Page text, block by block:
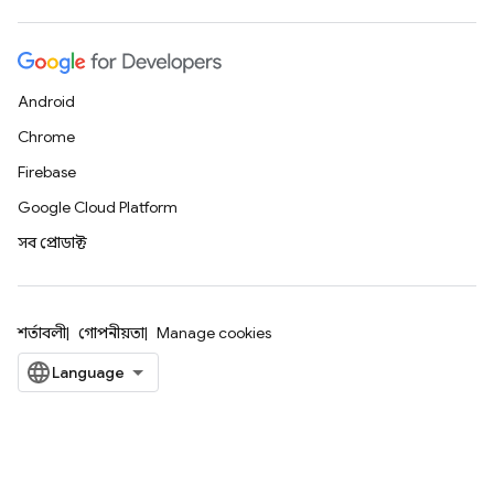
Android
Chrome
Firebase
Google Cloud Platform
সব প্রোডাক্ট
শর্তাবলী গোপনীয়তা Manage cookies